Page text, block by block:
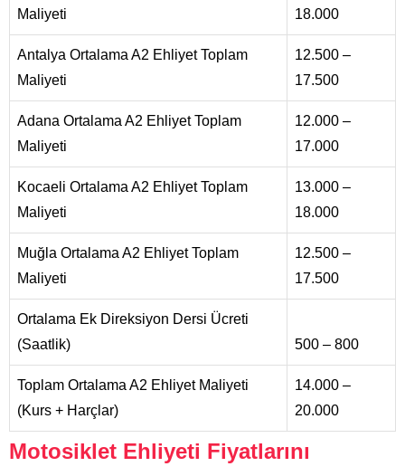
Maliyeti
18.000
Antalya Ortalama A2 Ehliyet Toplam
Maliyeti
12.500 –
17.500
Adana Ortalama A2 Ehliyet Toplam
Maliyeti
12.000 –
17.000
Kocaeli Ortalama A2 Ehliyet Toplam
Maliyeti
13.000 –
18.000
Muğla Ortalama A2 Ehliyet Toplam
Maliyeti
12.500 –
17.500
Ortalama Ek Direksiyon Dersi Ücreti
(Saatlik)
500 – 800
Toplam Ortalama A2 Ehliyet Maliyeti
(Kurs + Harçlar)
14.000 –
20.000
Motosiklet Ehliyeti Fiyatlarını